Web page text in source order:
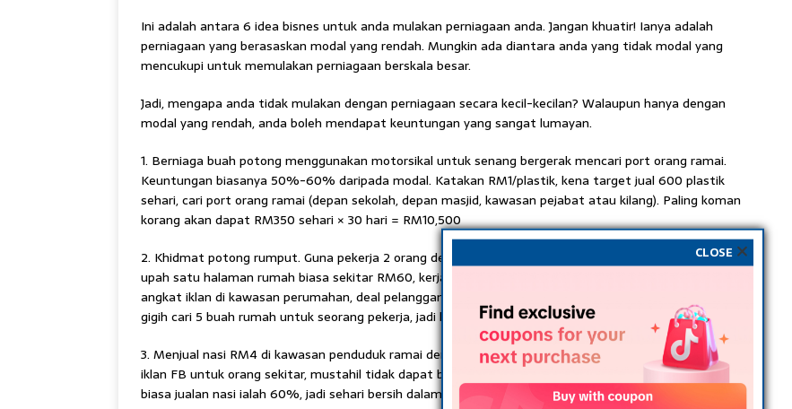
Ini adalah antara 6 idea bisnes untuk anda mulakan perniagaan anda. Jangan khuatir! Ianya adalah
perniagaan yang berasaskan modal yang rendah. Mungkin ada diantara anda yang tidak modal yang
mencukupi untuk memulakan perniagaan berskala besar.
Jadi, mengapa anda tidak mulakan dengan perniagaan secara kecil-kecilan? Walaupun hanya dengan
modal yang rendah, anda boleh mendapat keuntungan yang sangat lumayan.
1. Berniaga buah potong menggunakan motorsikal untuk senang bergerak mencari port orang ramai.
Keuntungan biasanya 50%-60% daripada modal. Katakan RM1/plastik, kena target jual 600 plastik
sehari, cari port orang ramai (depan sekolah, depan masjid, kawasan pejabat atau kilang). Paling koman
korang akan dapat RM350 sehari × 30 hari = RM10,500
2. Khidmat potong rumput. Guna pekerja 2 orang dengan gaji RM130 sehari termasuk minyak mesin,
upah satu halaman rumah biasa sekitar RM60, kerja hanya 2 jam sebuah laman. Tugas kita hanya perlu
angkat iklan di kawasan perumahan, deal pelanggan, ambil hantar pekerja dan kutip duit. Sehari kena
gigih cari 5 buah rumah untuk seorang pekerja, jadi kita akan dapat sehari RM340 × 30 hari = RM10,200.
3. Menjual nasi RM4 di kawasan penduduk ramai dengan menyediakan khidmat penghantaran. Buat
iklan FB untuk orang sekitar, mustahil tidak dapat buat jualan 150 bungkus sehari dengan keuntungan
biasa jualan nasi ialah 60%, jadi sehari bersih dalam tangan ialahRM360 × 30 hari = RM10,800.
CLOSE